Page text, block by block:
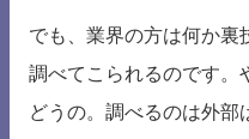
でも、業界の方は何か裏
調べてこられるのです。
どうの。調べるのは外部